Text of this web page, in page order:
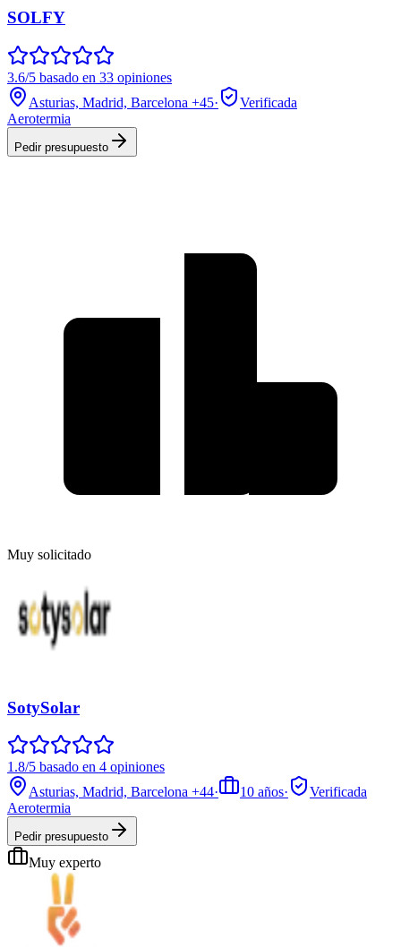
SOLFY
3.6/5 basado en 33 opiniones
Asturias, Madrid, Barcelona +45·
Verificada
Aerotermia
Pedir presupuesto
Muy solicitado
SotySolar
1.8/5 basado en 4 opiniones
Asturias, Madrid, Barcelona +44· 10 años·
Verificada
Aerotermia
Pedir presupuesto
Muy experto